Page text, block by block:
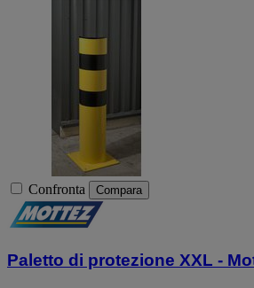
Confronta Compara
Paletto di protezione XXL -